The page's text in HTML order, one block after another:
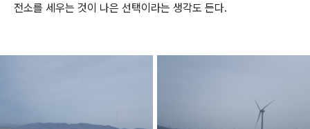
전소를 세우는 것이 나은 선택이라는 생각도 든다.